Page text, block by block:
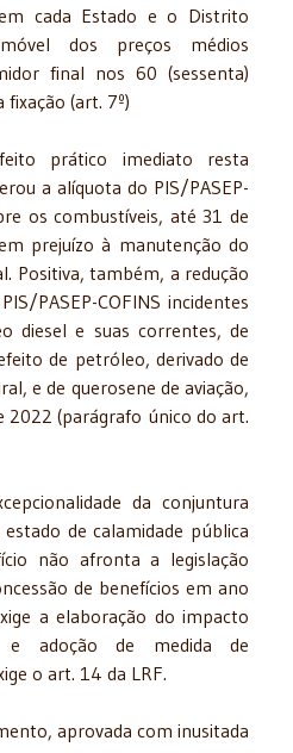
cada Estado e o Distrito
dos preços médios
final nos 60 (sessenta)
(art. 7º)
prático imediato resta
a alíquota do PIS/PASEP-
os combustíveis, até 31 de
prejuízo à manutenção do
Positiva, também, a redução
PASEP-COFINS incidentes
diesel e suas correntes, de
de petróleo, derivado de
e de querosene de aviação,
2022 (parágrafo único do art.
da conjuntura
de calamidade pública
não afronta a legislação
de benefícios em ano
a elaboração do impacto
e adoção de medida de
o art. 14 da LRF.
aprovada com inusitada